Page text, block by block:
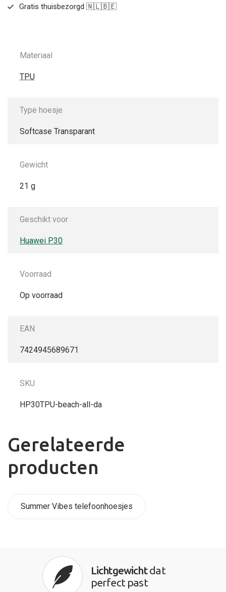
Gratis thuisbezorgd 🇳🇱🇧🇪
Materiaal
TPU
Type hoesje
Softcase Transparant
Gewicht
21 g
Geschikt voor
Huawei P30
Voorraad
Op voorraad
EAN
7424945689671
SKU
HP30TPU-beach-all-da
Gerelateerde
producten
Summer Vibes telefoonhoesjes
Lichtgewichtdat
perfect past